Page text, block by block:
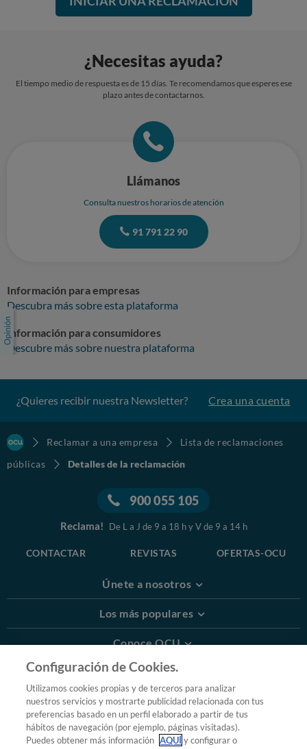
¿Necesitas ayuda?
El tiempo medio de respuesta es de 15 días. Te recomendamos que esperes ese
plazo antes de contactarnos.
Llámanos
Consulta nuestros horarios de atención
91 791 22 90
Información para empresas
Descubra más sobre esta plataforma
Información para consumidores
Descubre más sobre nuestra plataforma
¿Quieres recibir nuestra Newsletter? Crea una cuenta
Reclamar a una empresa
Lista de reclamaciones
públicas
Detalles de la reclamación
900 055 105
Reclama! De L a J de 9 a 18 h y V de 9 a 14 h
CONTACTAR REVISTAS OFERTAS-OCU
Únete a nosotros
Los más populares
Conoce OCU
Más Información
© 2026 OCU
Condiciones generales de contratación de OCU
Política de privacidad
Configuración de Cookies.
Utilizamos cookies propias y de terceros para analizar
nuestros servicios y mostrarte publicidad relacionada con tus
preferencias basado en un perfil elaborado a partir de tus
hábitos de navegación (por ejemplo, páginas visitadas).
Puedes obtener más información AQUÍy configurar o